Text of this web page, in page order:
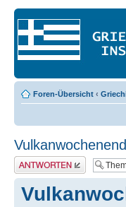
Foren-Übersicht ‹
Antwort erstellen